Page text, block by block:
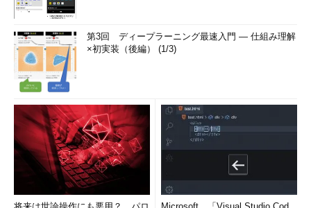
第3回 ディープラーニング最速入門 ― 仕組み理解
×初実装（後編） (1/3)